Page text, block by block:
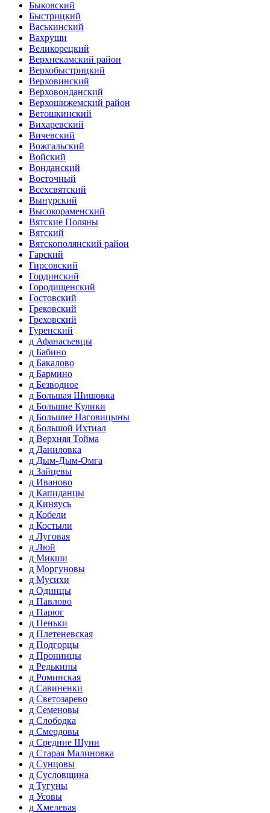
Быковский
Быстрицкий
Васькинский
Вахруши
Великорецкий
Верхнекамский район
Верхобыстрицкий
Верховинский
Верховонданский
Верхошижемский район
Ветошкинский
Вихаревский
Вичевский
Вожгальский
Войский
Вонданский
Восточный
Всехсвятский
Вынурский
Высокораменский
Вятские Поляны
Вятский
Вятскополянский район
Гарский
Гирсовский
Гординский
Городищенский
Гостовский
Грековский
Греховский
Гуренский
д Афанасьевцы
д Бабино
д Бакалово
д Бармино
д Безводное
д Большая Шишовка
д Большие Кулики
д Большие Наговицыны
д Большой Ихтиал
д Верхняя Тойма
д Даниловка
д Дым-Дым-Омга
д Зайцевы
д Иваново
д Капиданцы
д Киняусь
д Кобели
д Костыли
д Луговая
д Люй
д Микши
д Моргуновы
д Мусихи
д Одинцы
д Павлово
д Парюг
д Пеньки
д Плетеневская
д Подгорцы
д Пронинцы
д Редькины
д Роминская
д Савиненки
д Светозарево
д Семеновы
д Слободка
д Смердовы
д Средние Шуни
д Старая Малиновка
д Сунцовы
д Сусловщина
д Тугуны
д Усовы
д Хмелевая